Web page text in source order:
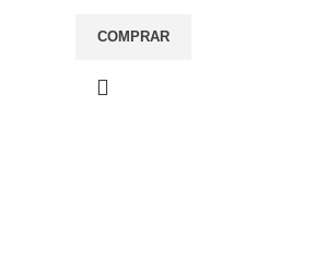
COMPRAR